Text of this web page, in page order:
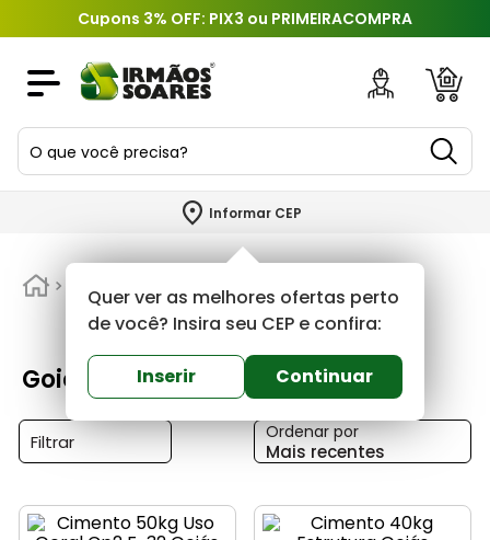
Cupons 3% OFF: PIX3 ou PRIMEIRACOMPRA
O que você precisa?
Informar CEP
Quer ver as melhores ofertas perto
de você? Insira seu CEP e confira:
Inserir Continuar
Goias
Goias
Ordenar por
Mais recentes
Filtrar
TERMOS MAIS BUSCADOS
2º
porta
revestimento
telha
6º
argamassa
8º
cimento